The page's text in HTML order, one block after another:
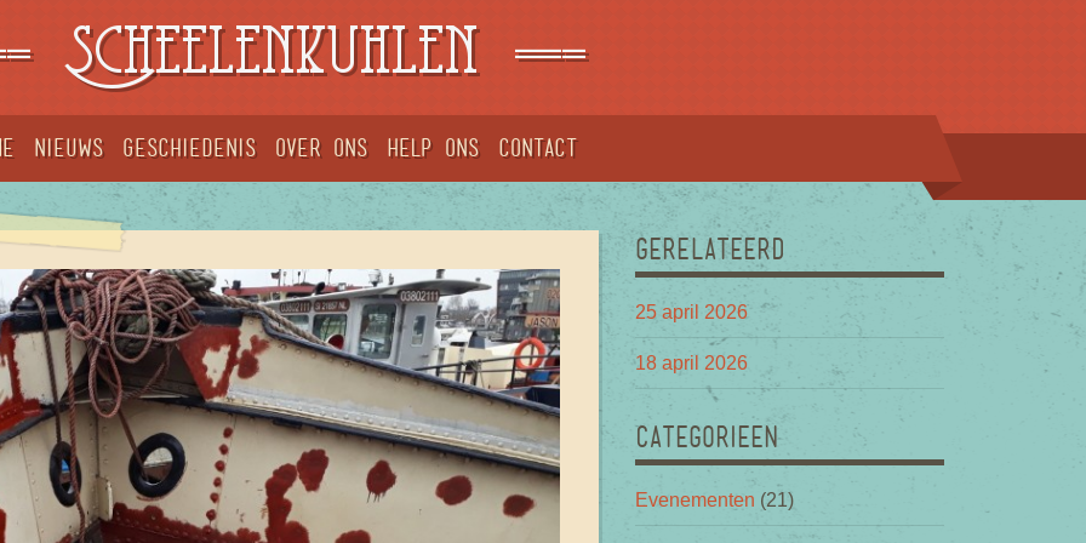
Scheelenkuhlen ===
Nieuws Geschiedenis Over ons Help ons Contact
GERELATEERD
25 april 2026
18 april 2026
CATEGORIEEN
Evenementen (21)